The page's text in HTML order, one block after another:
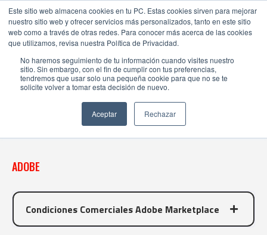
Este sitio web almacena cookies en tu PC. Estas cookies sirven para mejorar
nuestro sitio web y ofrecer servicios más personalizados, tanto en este sitio
web como a través de otras redes. Para conocer más acerca de las cookies
que utilizamos, revisa nuestra Política de Privacidad.
No haremos seguimiento de tu información cuando visites nuestro
sitio. Sin embargo, con el fin de cumplir con tus preferencias,
tendremos que usar solo una pequeña cookie para que no se te
solicite volver a tomar esta decisión de nuevo.
Aceptar Rechazar
FAQ
MARKETPLACE
ADOBE
Condiciones Comerciales Adobe Marketplace